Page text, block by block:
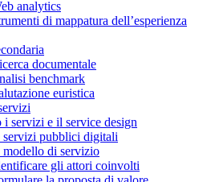
analytics
di mappatura dell’esperienza
documentale
benchmark
euristica
i servizi e il service design
servizi pubblici digitali
di servizio
gli attori coinvolti